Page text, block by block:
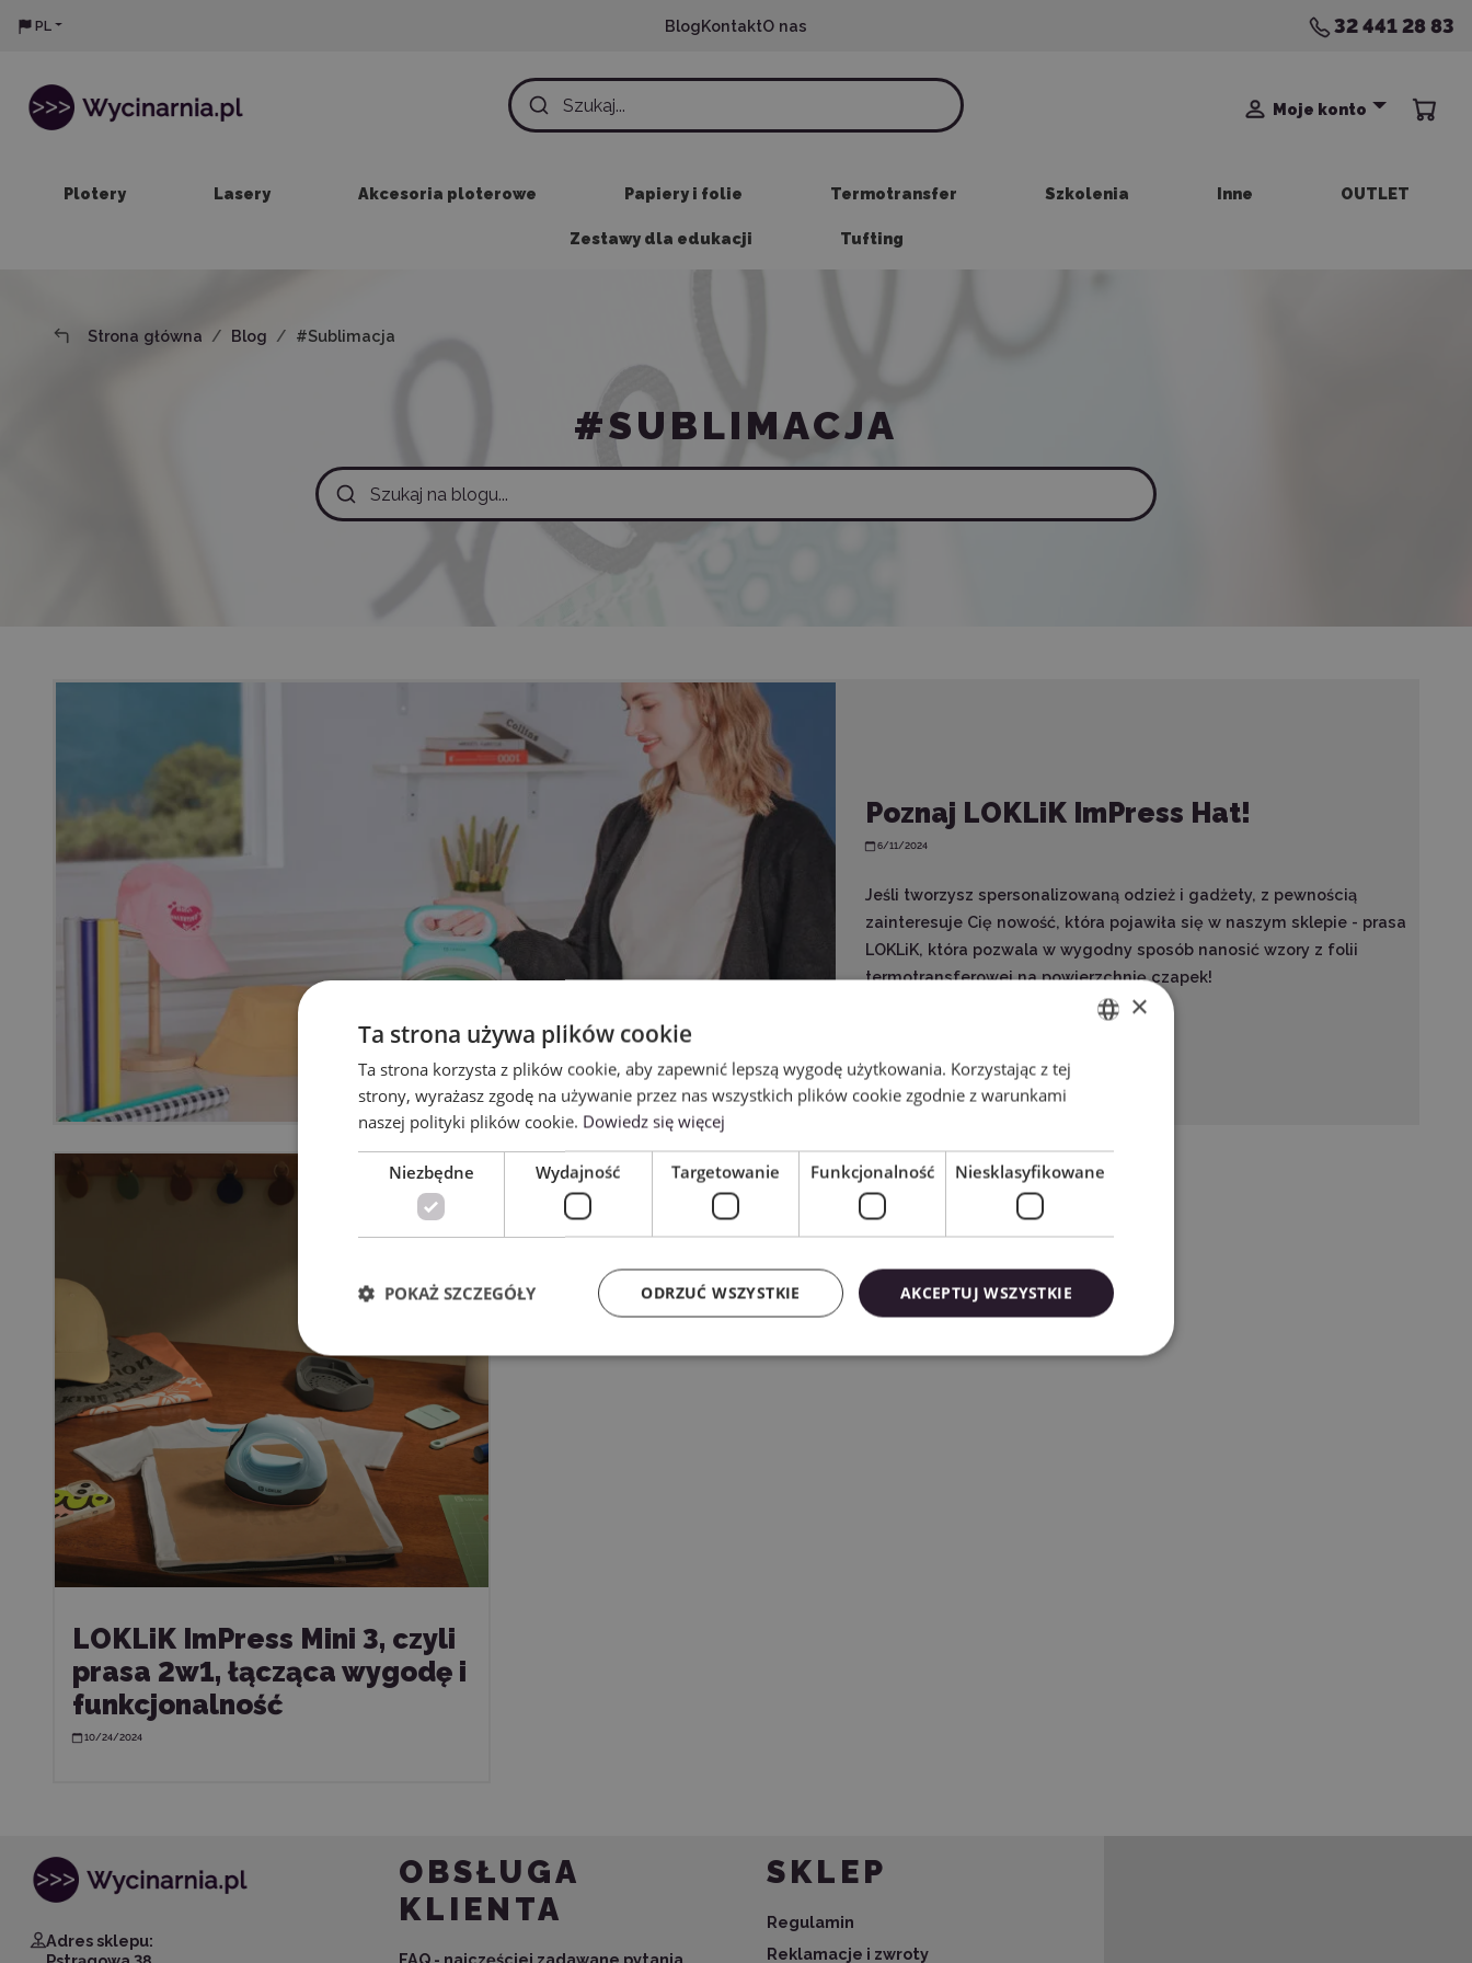
PL BlogKontaktO nas 32 441 28 83
Moje konto
Plotery Lasery Akcesoria ploterowe Papiery i folie Termotransfer Szkolenia Inne OUTLET
Zestawy dla edukacji Tufting
Strona główna Blog #Sublimacja
#SUBLIMACJA
Poznaj LOKLiK ImPress Hat!
6/11/2024
Jeśli tworzysz spersonalizowaną odzież i gadżety, z pewnością
zainteresuje Cię nowość, która pojawiła się w naszym sklepie - prasa
LOKLiK, która pozwala w wygodny sposób nanosić wzory z folii
termotransferowej na powierzchnię czapek!
LOKLiK ImPress Mini 3, czyli
prasa 2w1, łącząca wygodę i
funkcjonalność
10/24/2024
Adres sklepu:
OBSŁUGA
KLIENTA
FAQ - najczęściej zadawane pytania
SKLEP
Regulamin
Reklamacje i zwroty
×
Ta strona używa plików cookie
Ta strona korzysta z plików cookie, aby zapewnić lepszą wygodę użytkowania. Korzystając z tej
strony, wyrażasz zgodę na używanie przez nas wszystkich plików cookie zgodnie z warunkami
naszej polityki plików cookie. Dowiedz się więcej
Niezbędne Wydajność Targetowanie Funkcjonalność Niesklasyfikowane
AKCEPTUJ WSZYSTKIE
ODRZUĆ WSZYSTKIE
POKAŻ SZCZEGÓŁY